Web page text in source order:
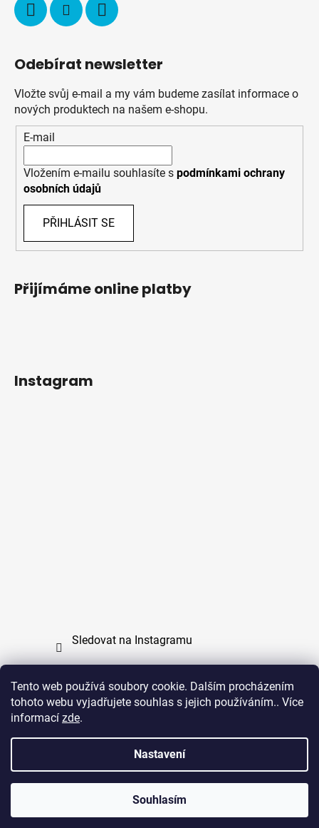
Tento web používá soubory cookie. Dalším procházením
tohoto webu vyjadřujete souhlas s jejich používáním.. Více
informací zde.
Nastavení
Souhlasím
Odebírat newsletter
Vložte svůj e-mail a my vám budeme zasílat informace o
nových produktech na našem e-shopu.
E-mail
Vložením e-mailu souhlasíte s podmínkami ochrany
osobních údajů
PŘIHLÁSIT SE
Přijímáme online platby
Instagram
Sledovat na Instagramu
Copyright (c) 2011 - 2026 zoo-branik.cz - Všechna
Vytvořil Shoptet
Copyright 2026ZOO Braník. Všechna práva vyhrazena.